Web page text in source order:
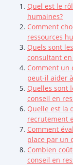
Quel est le
humaines?
Comment
ressources
Quels sont
consultant
Comment un
peut-il aider
Quelles sont
conseil en
Quelle est la
recrutement
Comment
place par un
Combien
conseil en